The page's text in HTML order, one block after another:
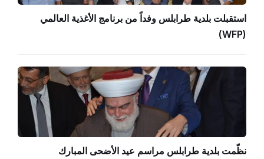
استقبلت بلدية طرابلس وفداً من برنامج الأغذية العالمي
(WFP)
نظّمت بلدية طرابلس مراسم عيد الأضحى المبارك